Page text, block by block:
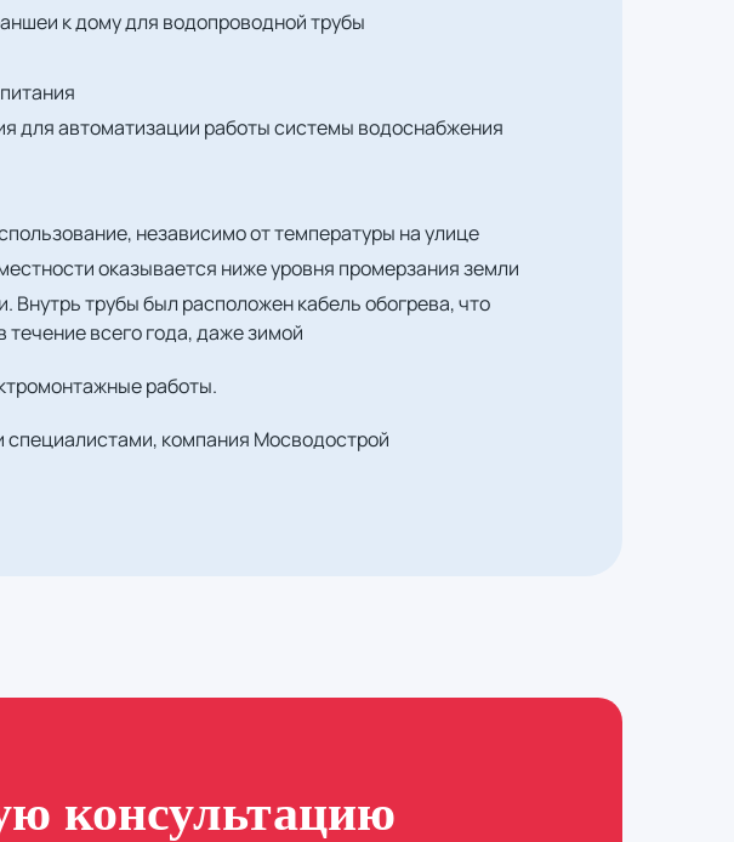
к дому для водопроводной трубы
для автоматизации работы системы водоснабжения
независимо от температуры на улице
оказывается ниже уровня промерзания земли
трубы был расположен кабель обогрева, что
всего года, даже зимой
работы.
компания Мосводострой
консультацию